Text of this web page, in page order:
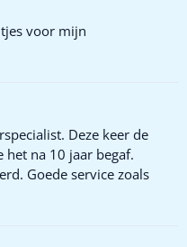
voor mijn
Deze keer de
na 10 jaar begaf.
Goede service zoals